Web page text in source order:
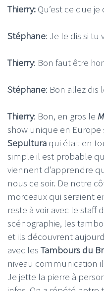
Thierry: Qu’est ce que je
Stéphane: Je le dis si tu
Thierry: Bon faut être
Stéphane: Bon allez dis
Thierry: Bon, en gros le
show unique en Europe
Sepultura qui était en
simple il est probable
viennent d’apprendre
nous ce soir. De notre
morceaux qui seraient
reste à voir avec le staff
scénographie, les
et ils découvrent
avec les Tambours du
niveau communication
Je jette la pierre à